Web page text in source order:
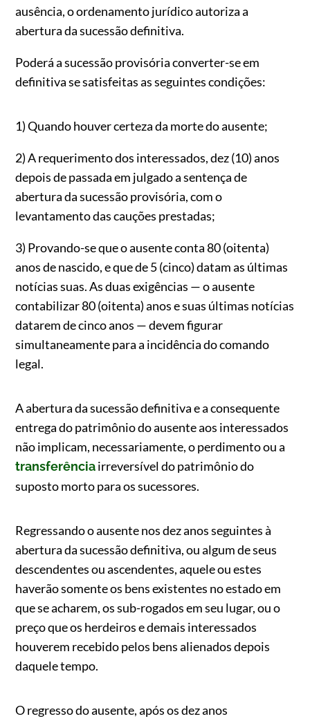
ausência, o ordenamento jurídico autoriza a
abertura da sucessão definitiva.
Poderá a sucessão provisória converter-se em
definitiva se satisfeitas as seguintes condições:
1) Quando houver certeza da morte do ausente;
2) A requerimento dos interessados, dez (10) anos
depois de passada em julgado a sentença de
abertura da sucessão provisória, com o
levantamento das cauções prestadas;
3) Provando-se que o ausente conta 80 (oitenta)
anos de nascido, e que de 5 (cinco) datam as últimas
notícias suas. As duas exigências — o ausente
contabilizar 80 (oitenta) anos e suas últimas notícias
datarem de cinco anos — devem figurar
simultaneamente para a incidência do comando
legal.
A abertura da sucessão definitiva e a consequente
entrega do patrimônio do ausente aos interessados
não implicam, necessariamente, o perdimento ou a
transferênciairreversível do patrimônio do
suposto morto para os sucessores.
Regressando o ausente nos dez anos seguintes à
abertura da sucessão definitiva, ou algum de seus
descendentes ou ascendentes, aquele ou estes
haverão somente os bens existentes no estado em
que se acharem, os sub-rogados em seu lugar, ou o
preço que os herdeiros e demais interessados
houverem recebido pelos bens alienados depois
daquele tempo.
O regresso do ausente, após os dez anos